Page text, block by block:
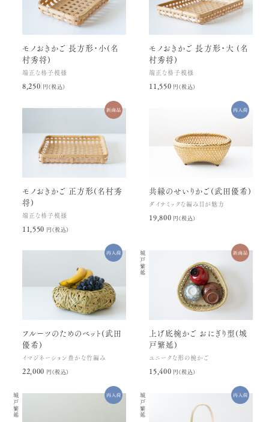
モノおきかご 長方形・小(名
村秀将)
端正な格子模様
8,250円(税込)
モノおきかご 長方形・大 (名
村秀将)
端正な格子模様
11,550円(税込)
モノおきかご 正方形(名村秀
将)
端正な格子模様
11,550円(税込)
共縁のせいりかご(武田優希)
ダイナミックな編み目が魅力
19,800円(税込)
フルーツのためのベット(武田
優希)
イマジネーション豊かな竹編み
22,000円(税込)
城戸繁延
上げ底椀かご おにぎり型(城
戸繁延)
ユニークな形の椀かご
15,400円(税込)
城戸繁延 城戸繁延